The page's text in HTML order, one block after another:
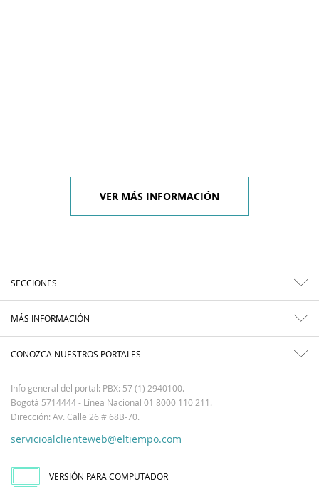
VER MÁS INFORMACIÓN
SECCIONES
MÁS INFORMACIÓN
CONOZCA NUESTROS PORTALES
Info general del portal: PBX: 57 (1) 2940100.
Bogotá 5714444 - Línea Nacional 01 8000 110 211.
Dirección: Av. Calle 26 # 68B-70.
servicioalclienteweb@eltiempo.com
VERSIÓN PARA COMPUTADOR